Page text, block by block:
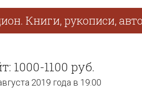
Книги, рукописи,
1000-1100 руб.
2019 года в 19:00